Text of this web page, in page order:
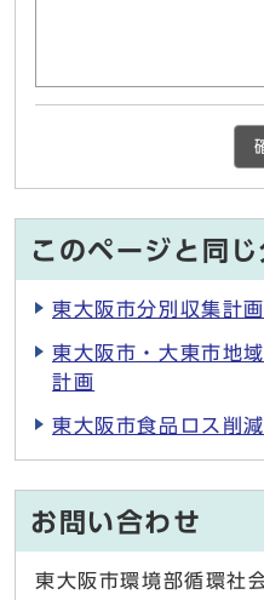
このページと同
東大阪市分別収集計画
東大阪市・大東市地
計画
東大阪市食品ロス削
お問い合わせ
東大阪市環境部循環社